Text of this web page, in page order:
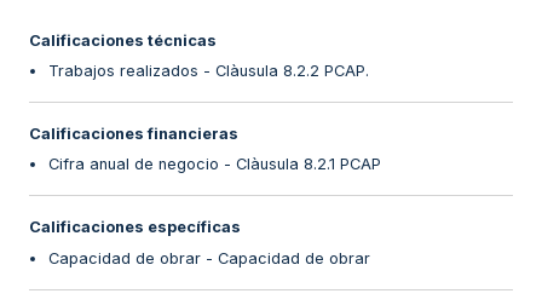
Calificaciones técnicas
Trabajos realizados - Clàusula 8.2.2 PCAP.
Calificaciones financieras
Cifra anual de negocio - Clàusula 8.2.1 PCAP
Calificaciones específicas
Capacidad de obrar - Capacidad de obrar